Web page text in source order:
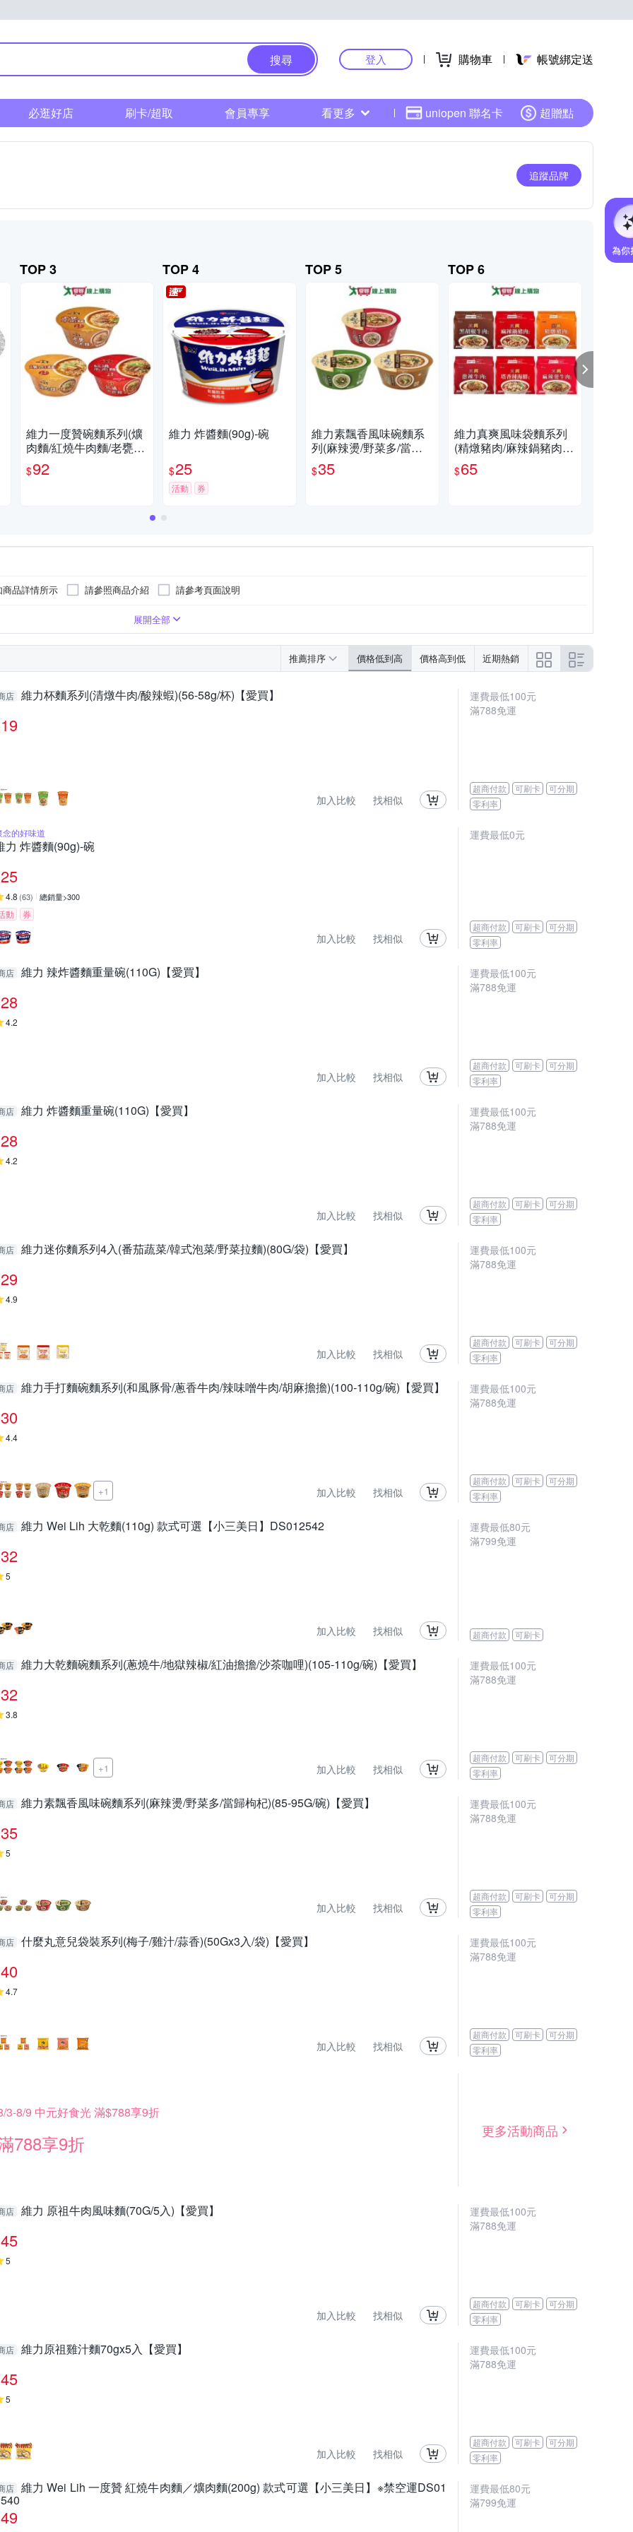
搜尋 登入 購物車 帳號綁定送
必逛好店 刷卡/超取 會員專享 看更多 uniopen 聯名卡 超贈點
追蹤品牌
TOP 3
維力一度贊碗麵系列(爌
肉麵/紅燒牛肉麵/老甕牛
肉麵)(2碗/組)【愛買】
$92
TOP 4
維力 炸醬麵(90g)-碗
$25
活動 券
TOP 5
維力素飄香風味碗麵系
列(麻辣燙/野菜多/當歸
枸杞)(85-95G/碗)【愛
買】
$35
TOP 6
維力真爽風味袋麵系列
(精燉豬肉/麻辣鍋豬肉/
蔥辣牛肉/黑胡椒牛肉/塔
香辣海鮮/麻辣燙牛【愛
$65
商品詳情所示 請參照商品介紹
請參考頁面說明
請參照商品介紹 請參考頁面說明
展開全部
推薦排序 價格低到高 價格高到低 近期熱銷
店 維力杯麵系列(清燉牛肉/酸辣蝦)(56-58g/杯)【愛買】
19
加入比較 找相似
運費最低100元
滿788免運
超商付款 可刷卡
可分期
零利率
念的好味道
力 炸醬麵(90g)-碗
25
4.8 (63) 總銷量>300
動 券
加入比較 找相似
運費最低0元
超商付款 可刷卡
可分期
零利率
店 維力 辣炸醬麵重量碗(110G)【愛買】
28
4.2
加入比較 找相似
運費最低100元
滿788免運
超商付款 可刷卡
可分期
零利率
店 維力 炸醬麵重量碗(110G)【愛買】
28
4.2
加入比較 找相似
運費最低100元
滿788免運
超商付款 可刷卡
可分期
零利率
店 維力迷你麵系列4入(番茄蔬菜/韓式泡菜/野菜拉麵)(80G/袋)【愛買】
29
4.9
加入比較 找相似
運費最低100元
滿788免運
超商付款 可刷卡
可分期
零利率
店 維力手打麵碗麵系列(和風豚骨/蔥香牛肉/辣味噌牛肉/胡麻擔擔)(100-110g/碗)【愛買】
30
4.4
+1 加入比較 找相似
運費最低100元
滿788免運
超商付款 可刷卡
可分期
零利率
店 維力 Wei Lih 大乾麵(110g) 款式可選【小三美日】DS012542
32
5
加入比較 找相似
運費最低80元
滿799免運
超商付款 可刷卡
店 維力大乾麵碗麵系列(蔥燒牛/地獄辣椒/紅油擔擔/沙茶咖哩)(105-110g/碗)【愛買】
32
3.8
+1 加入比較 找相似
運費最低100元
滿788免運
超商付款 可刷卡
可分期
零利率
店 維力素飄香風味碗麵系列(麻辣燙/野菜多/當歸枸杞)(85-95G/碗)【愛買】
35
5
加入比較 找相似
運費最低100元
滿788免運
超商付款 可刷卡
可分期
零利率
店 什麼丸意兒袋裝系列(梅子/雞汁/蒜香)(50Gx3入/袋)【愛買】
40
4.7
加入比較 找相似
運費最低100元
滿788免運
超商付款 可刷卡
可分期
零利率
3-8/9 中元好食光 滿$788享9折
788享9折
更多活動商品
店 維力 原祖牛肉風味麵(70G/5入)【愛買】
45
5
加入比較 找相似
運費最低100元
滿788免運
超商付款 可刷卡
可分期
零利率
店 維力原祖雞汁麵70gx5入【愛買】
45
5
加入比較 找相似
運費最低100元
滿788免運
超商付款 可刷卡
可分期
零利率
店 維力 Wei Lih 一度贊 紅燒牛肉麵／爌肉麵(200g) 款式可選【小三美日】※禁空運DS01
49
運費最低80元
滿799免運